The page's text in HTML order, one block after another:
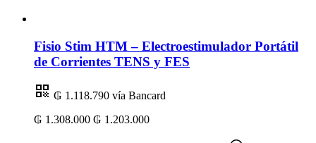
Fisio Stim HTM – Electroestimulador Portátil
de Corrientes TENS y FES
₲ 1.118.790 vía Bancard
₲ 1.308.000 ₲ 1.203.000